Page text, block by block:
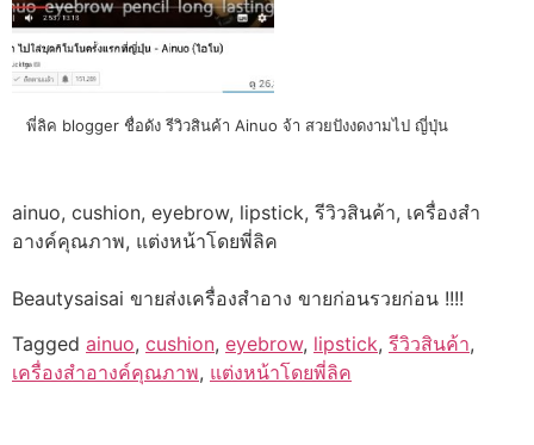
พี่ลิค blogger ชื่อดัง รีวิวสินค้า Ainuo จ้า สวยปังงดงามไป ญี่ปุ่น
ainuo, cushion, eyebrow, lipstick, รีวิวสินค้า, เครื่องสำ
อางค์คุณภาพ, แต่งหน้าโดยพี่ลิค
Beautysaisai ขายส่งเครื่องสำอาง ขายก่อนรวยก่อน !!!!
Tagged ainuo, cushion, eyebrow, lipstick, รีวิวสินค้า,
เครื่องสำอางค์คุณภาพ, แต่งหน้าโดยพี่ลิค